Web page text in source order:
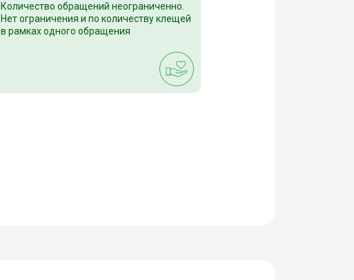
Количество обращений неограниченно.
Нет ограничения и по количеству клещей
в рамках одного обращения